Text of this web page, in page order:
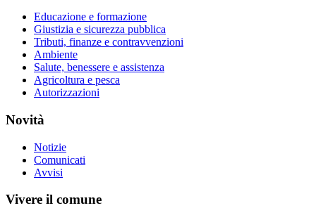
Educazione e formazione
Giustizia e sicurezza pubblica
Tributi, finanze e contravvenzioni
Ambiente
Salute, benessere e assistenza
Agricoltura e pesca
Autorizzazioni
Novità
Notizie
Comunicati
Avvisi
Vivere il comune